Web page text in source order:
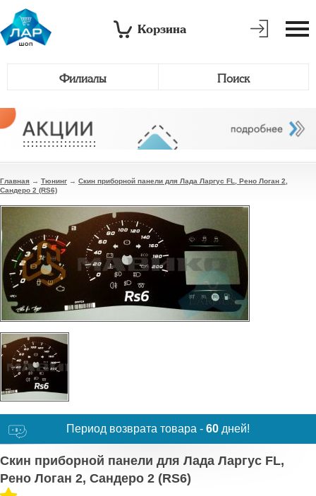
Корзина
Филиалы Поиск
Главная → Тюнинг → Скин приборной панели для Лада Ларгус FL, Рено Логан 2,
Сандеро 2 (RS6)
Период возврата товара - 60 дней!
Скин приборной панели для Лада Ларгус FL,
Рено Логан 2, Сандеро 2 (RS6)